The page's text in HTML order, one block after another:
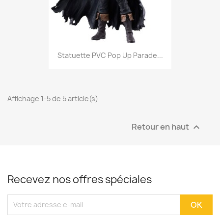
Statuette PVC Pop Up Parade...
Affichage 1-5 de 5 article(s)
Retour en haut 
Recevez nos offres spéciales